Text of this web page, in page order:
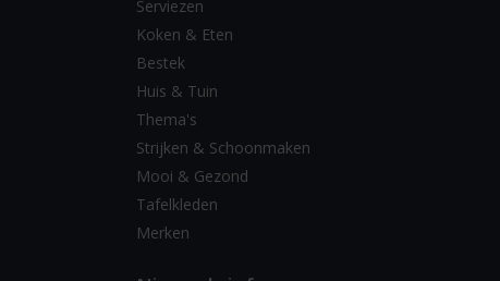
Serviezen
Koken & Eten
Bestek
Huis & Tuin
Thema's
Strijken & Schoonmaken
Mooi & Gezond
Tafelkleden
Merken